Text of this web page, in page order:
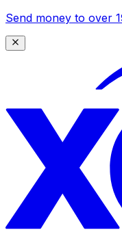
Send money to over